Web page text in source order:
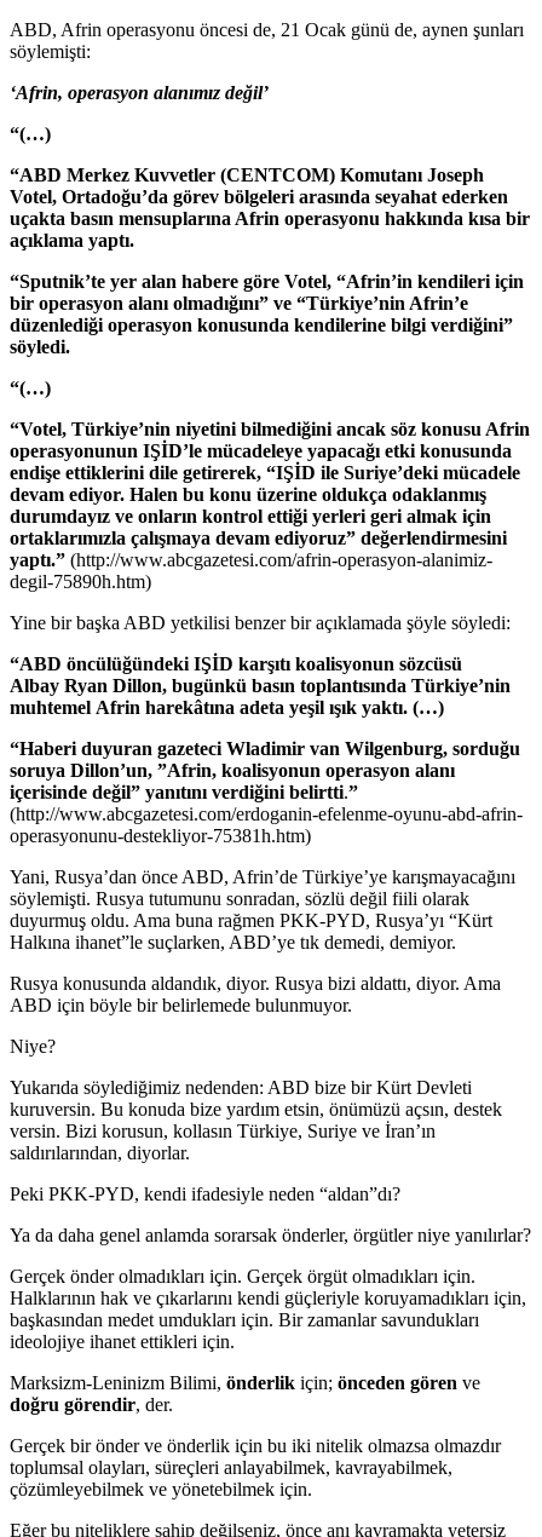
ABD, Afrin operasyonu öncesi de, 21 Ocak günü de, aynen şunları
söylemişti:
‘Afrin, operasyon alanımız değil’
“(…)
“ABD Merkez Kuvvetler (CENTCOM) Komutanı Joseph
Votel, Ortadoğu’da görev bölgeleri arasında seyahat ederken
uçakta basın mensuplarına Afrin operasyonu hakkında kısa bir
açıklama yaptı.
“Sputnik’te yer alan habere göre Votel, “Afrin’in kendileri için
bir operasyon alanı olmadığını” ve “Türkiye’nin Afrin’e
düzenlediği operasyon konusunda kendilerine bilgi verdiğini”
söyledi.
“(…)
“Votel, Türkiye’nin niyetini bilmediğini ancak söz konusu Afrin
operasyonunun IŞİD’le mücadeleye yapacağı etki konusunda
endişe ettiklerini dile getirerek, “IŞİD ile Suriye’deki mücadele
devam ediyor. Halen bu konu üzerine oldukça odaklanmış
durumdayız ve onların kontrol ettiği yerleri geri almak için
ortaklarımızla çalışmaya devam ediyoruz” değerlendirmesini
yaptı.” (http://www.abcgazetesi.com/afrin-operasyon-alanimiz-
degil-75890h.htm)
Yine bir başka ABD yetkilisi benzer bir açıklamada şöyle söyledi:
“ABD öncülüğündeki IŞİD karşıtı koalisyonun sözcüsü
Albay Ryan Dillon, bugünkü basın toplantısında Türkiye’nin
muhtemel Afrin harekâtına adeta yeşil ışık yaktı. (…)
“Haberi duyuran gazeteci Wladimir van Wilgenburg, sorduğu
soruya Dillon’un, ”Afrin, koalisyonun operasyon alanı
içerisinde değil” yanıtını verdiğini belirtti.”
(http://www.abcgazetesi.com/erdoganin-efelenme-oyunu-abd-afrin-
operasyonunu-destekliyor-75381h.htm)
Yani, Rusya’dan önce ABD, Afrin’de Türkiye’ye karışmayacağını
söylemişti. Rusya tutumunu sonradan, sözlü değil fiili olarak
duyurmuş oldu. Ama buna rağmen PKK-PYD, Rusya’yı “Kürt
Halkına ihanet”le suçlarken, ABD’ye tık demedi, demiyor.
Rusya konusunda aldandık, diyor. Rusya bizi aldattı, diyor. Ama
ABD için böyle bir belirlemede bulunmuyor.
Niye?
Yukarıda söylediğimiz nedenden: ABD bize bir Kürt Devleti
kuruversin. Bu konuda bize yardım etsin, önümüzü açsın, destek
versin. Bizi korusun, kollasın Türkiye, Suriye ve İran’ın
saldırılarından, diyorlar.
Peki PKK-PYD, kendi ifadesiyle neden “aldan”dı?
Ya da daha genel anlamda sorarsak önderler, örgütler niye yanılırlar?
Gerçek önder olmadıkları için. Gerçek örgüt olmadıkları için.
Halklarının hak ve çıkarlarını kendi güçleriyle koruyamadıkları için,
başkasından medet umdukları için. Bir zamanlar savundukları
ideolojiye ihanet ettikleri için.
Marksizm-Leninizm Bilimi, önderlik için; önceden gören ve
doğru görendir, der.
Gerçek bir önder ve önderlik için bu iki nitelik olmazsa olmazdır
toplumsal olayları, süreçleri anlayabilmek, kavrayabilmek,
çözümleyebilmek ve yönetebilmek için.
Eğer bu niteliklere sahip değilseniz, önce anı kavramakta yetersiz